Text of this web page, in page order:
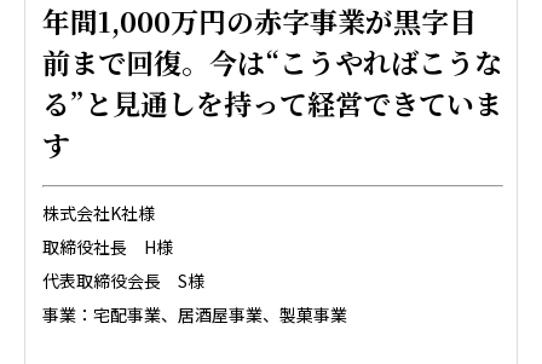
年間1,000万円の赤字事業が黒字目
前まで回復。今は“こうやればこうな
る”と見通しを持って経営できていま
す
株式会社K社様
取締役社長 H様
代表取締役会長 S様
事業：宅配事業、居酒屋事業、製菓事業